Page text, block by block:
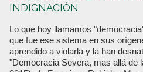
INDIGNACIÓN
Lo que hoy llamamos
que fue ese sistema en sus
aprendido a violarla y la han
"Democracia Severa, mas allá de